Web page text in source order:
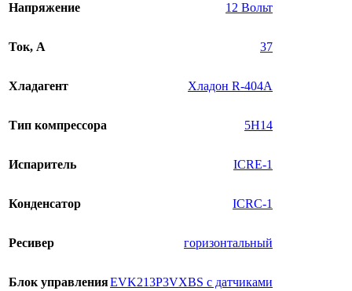
Напряжение 12 Вольт
Ток, А 37
Хладагент Хладон R-404A
Тип компрессора 5H14
Испаритель ICRE-1
Конденсатор ICRC-1
Ресивер горизонтальный
Блок управленияEVK213P3VXBS с датчиками